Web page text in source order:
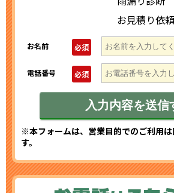
お見積り依頼
お名前 必須
電話番号 必須
※本フォームは、営業目的でのご利用
す。